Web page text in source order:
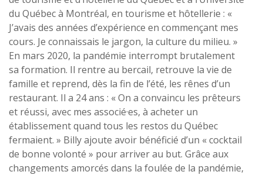
du Québec à Montréal, en tourisme et hôtellerie : «
J’avais des années d’expérience en commençant mes
cours. Je connaissais le jargon, la culture du milieu. »
En mars 2020, la pandémie interrompt brutalement
sa formation. Il rentre au bercail, retrouve la vie de
famille et reprend, dès la fin de l’été, les rênes d’un
restaurant. Il a 24 ans : « On a convaincu les prêteurs
et réussi, avec mes associé·es, à acheter un
établissement quand tous les restos du Québec
fermaient. » Billy ajoute avoir bénéficié d’un « cocktail
de bonne volonté » pour arriver au but. Grâce aux
changements amorcés dans la foulée de la pandémie,